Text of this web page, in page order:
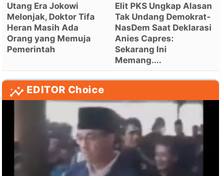
Utang Era Jokowi
Melonjak, Doktor Tifa
Heran Masih Ada
Orang yang Memuja
Pemerintah
Elit PKS Ungkap Alasan
Tak Undang Demokrat-
NasDem Saat Deklarasi
Anies Capres:
Sekarang Ini
Memang....
EDITOR Choice